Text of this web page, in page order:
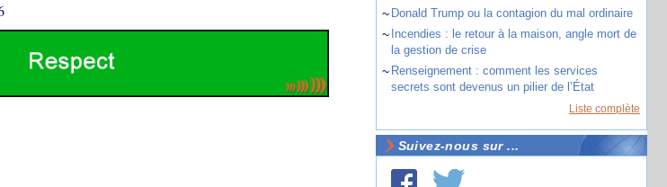
~ Donald Trump ou la contagion du mal ordinaire
~ Incendies : le retour à la maison, angle mort de
la gestion de crise
~ Renseignement : comment les services
secrets sont devenus un pilier de l’État
Liste complète
Suivez-nous sur ...